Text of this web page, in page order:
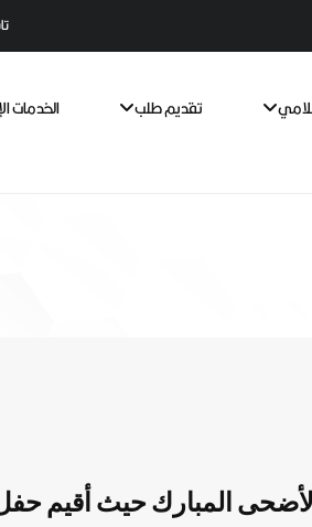
تقديم طلب الخدمات
المبارك حيث أقيم